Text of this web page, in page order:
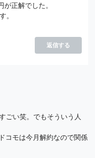
正解でした。
。
返信する
ごい笑。でもそういう人
コモは今月解約なので関係